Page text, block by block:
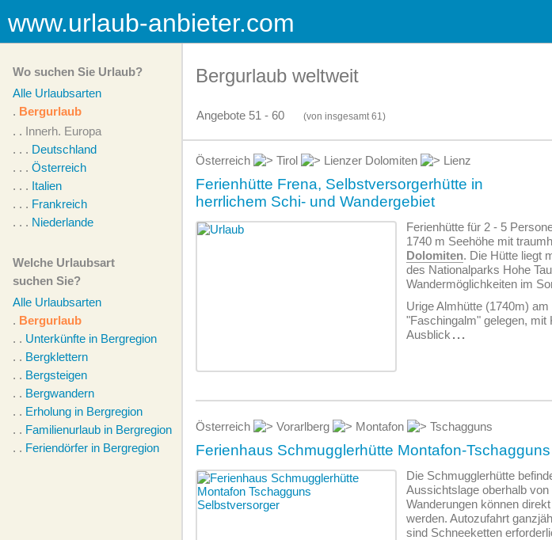
www.urlaub-anbieter.com
Wo suchen Sie Urlaub?
Alle Urlaubsarten
. Bergurlaub
. . Innerh. Europa
. . . Deutschland
. . . Österreich
. . . Italien
. . . Frankreich
. . . Niederlande
Welche Urlaubsart
suchen Sie?
Alle Urlaubsarten
. Bergurlaub
. . Unterkünfte in Bergregion
. . Bergklettern
. . Bergsteigen
. . Bergwandern
. . Erholung in Bergregion
. . Familienurlaub in Bergregion
. . Feriendörfer in Bergregion
Bergurlaub weltweit
Angebote 51 - 60 (von insgesamt61)
Österreich Tirol Lienzer Dolomiten Lienz
Ferienhütte Frena, Selbstversorgerhütte in
herrlichem Schi- und Wandergebiet
Ferienhütte für 2 - 5
1740 m Seehöhe mit
Dolomiten. Die Hütte liegt
des Nationalparks Hohe
Wandermöglichkeiten im
Urige Almhütte (1740m)
"Faschingalm" gelegen, mit
Ausblick ...
Österreich Vorarlberg Montafon Tschagguns
Ferienhaus Schmugglerhütte Montafon-
Die Schmugglerhütte
Aussichtslage oberhalb
Wanderungen können
werden. Autozufahrt
sind Schneeketten